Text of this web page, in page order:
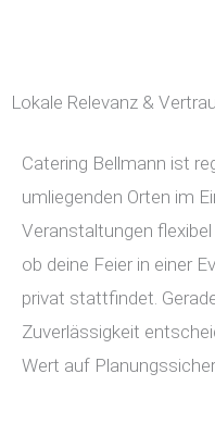
Lokale Relevanz &
Catering Bellmann ist
umliegenden Orten im
Veranstaltungen
ob deine Feier in einer
privat stattfindet.
Zuverlässigkeit
Wert auf